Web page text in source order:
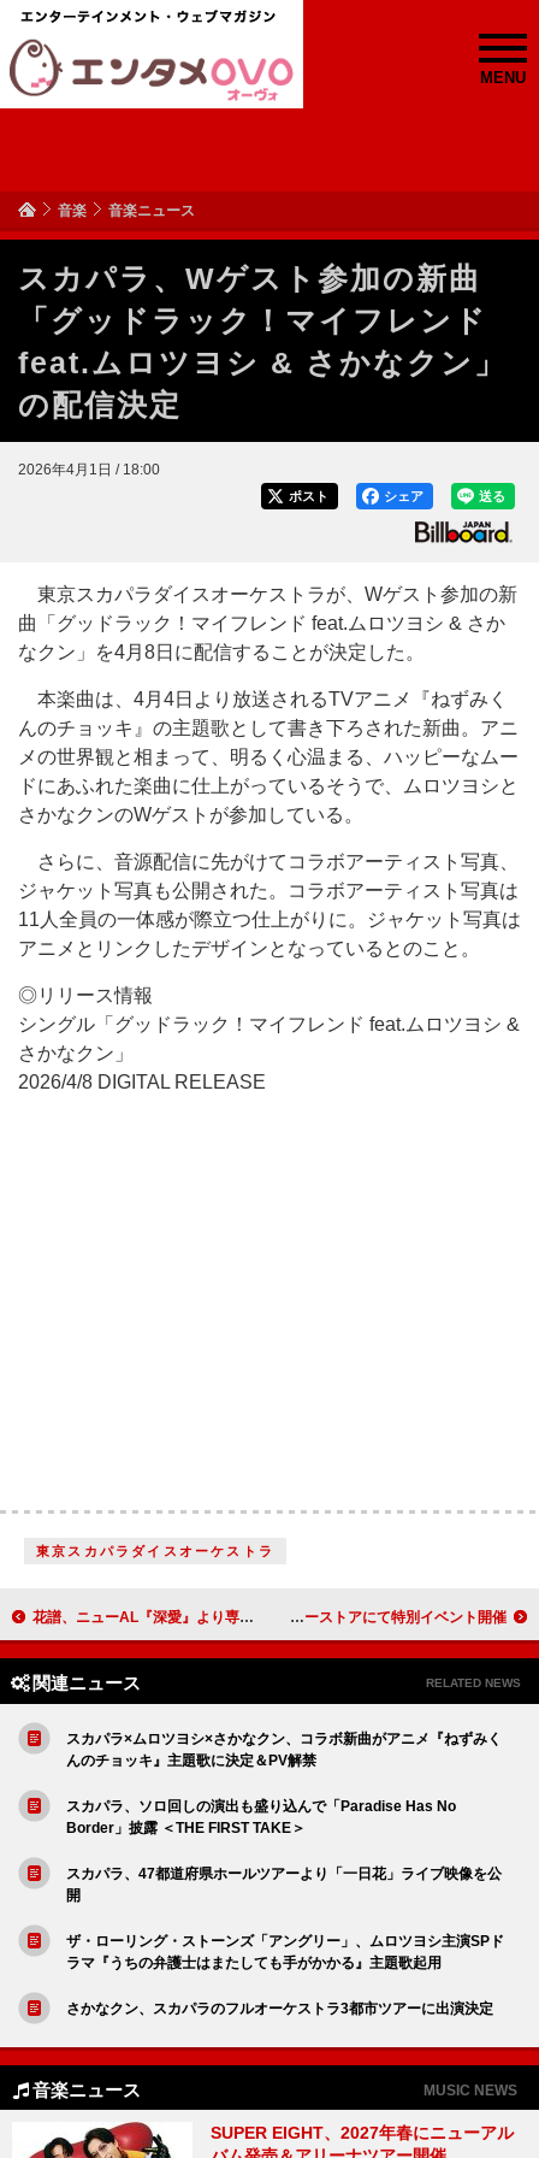
MENU
音楽 音楽ニュース
スカパラ、Wゲスト参加の新曲
「グッドラック！マイフレンド
feat.ムロツヨシ & さかなクン」
の配信決定
2026年4月1日 / 18:00
送る
シェア
ポスト
東京スカパラダイスオーケストラが、Wゲスト参加の新
曲「グッドラック！マイフレンド feat.ムロツヨシ & さか
なクン」を4月8日に配信することが決定した。
本楽曲は、4月4日より放送されるTVアニメ『ねずみく
んのチョッキ』の主題歌として書き下ろされた新曲。アニ
メの世界観と相まって、明るく心温まる、ハッピーなムー
ドにあふれた楽曲に仕上がっているそうで、ムロツヨシと
さかなクンのWゲストが参加している。
さらに、音源配信に先がけてコラボアーティスト写真、
ジャケット写真も公開された。コラボアーティスト写真は
11人全員の一体感が際立つ仕上がりに。ジャケット写真は
アニメとリンクしたデザインとなっているとのこと。
◎リリース情報
シングル「グッドラック！マイフレンド feat.ムロツヨシ &
さかなクン」
2026/4/8 DIGITAL RELEASE
東京スカパラダイスオーケストラ
花譜、ニューAL『深愛』より専門学校HALのCMソング「エラーソング」先行配信 HANAのデビュー1周年記念、全国のソニーストアにて特別イベント開催
関連ニュース RELATED NEWS
スカパラ×ムロツヨシ×さかなクン、コラボ新曲がアニメ『ねずみく
んのチョッキ』主題歌に決定＆PV解禁
スカパラ、ソロ回しの演出も盛り込んで「Paradise Has No
Border」披露 ＜THE FIRST TAKE＞
スカパラ、47都道府県ホールツアーより「一日花」ライブ映像を公
開
ザ・ローリング・ストーンズ「アングリー」、ムロツヨシ主演SPド
ラマ『うちの弁護士はまたしても手がかかる』主題歌起用
さかなクン、スカパラのフルオーケストラ3都市ツアーに出演決定
音楽ニュース MUSIC NEWS
SUPER EIGHT、2027年春にニューアル